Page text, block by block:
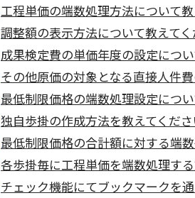
工程単価の端数処理方法について教
調整額の表示方法について教えてく
成果検定費の単価年度の設定につい
その他原価の対象となる直接人件
最低制限価格の端数処理設定につい
独自歩掛の作成方法を教えてくださ
最低制限価格の合計額に対する端
各歩掛毎に工程単価を端数処理する
チェック機能にてブックマークを